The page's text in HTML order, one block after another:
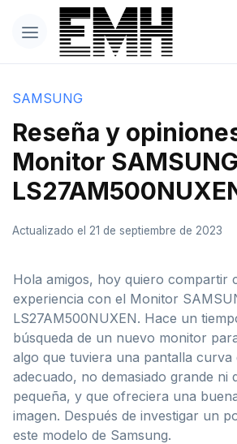
SAMSUNG
Reseña y
Monitor
Actualizado el 21 de septiembre de 2023
Hola amigos, hoy quiero compartir
experiencia con el Monitor
LS27AM500NUXEN. Hace un
búsqueda de un nuevo monitor
algo que tuviera una pantalla curva
adecuado, no demasiado grande ni
pequeña, y que ofreciera una
imagen. Después de investigar un
este modelo de Samsung.